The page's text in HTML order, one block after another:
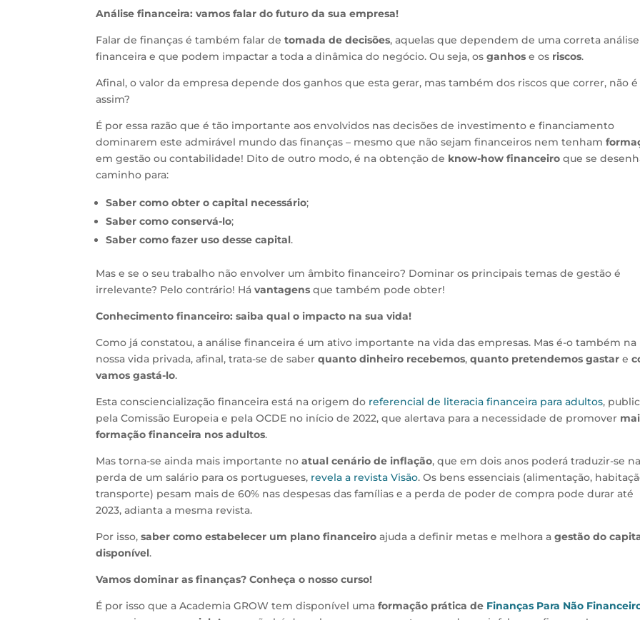
Análise financeira: vamos falar do futuro da sua empresa!
Falar de finanças é também falar detomada de decisões, aquelas que dependem de uma correta análise
financeira e que podem impactar a toda a dinâmica do negócio. Ou seja, osganhos e os riscos.
Afinal, o valor da empresa depende dos ganhos que esta gerar, mas também dos riscos que correr, não é
assim?
É por essa razão que é tão importante aos envolvidos nas decisões de investimento e financiamento
dominarem este admirável mundo das finanças – mesmo que não sejam financeiros nem tenham
em gestão ou contabilidade! Dito de outro modo, é na obtenção de know-how financeiro que se
caminho para:
Saber como obter o capital necessário;
Saber como conservá-lo;
Saber como fazer uso desse capital.
Mas e se o seu trabalho não envolver um âmbito financeiro? Dominar os principais temas de gestão é
irrelevante? Pelo contrário! Hávantagens que também pode obter!
Conhecimento financeiro: saiba qual o impacto na sua vida!
Como já constatou, a análise financeira é um ativo importante na vida das empresas. Mas é-o também na
nossa vida privada, afinal, trata-se de saberquanto dinheiro recebemos,quanto pretendemos gastar e
vamos gastá-lo.
Esta consciencialização financeira está na origem do referencial de literacia financeira para adultos,
pela Comissão Europeia e pela OCDE no início de 2022, que alertava para a necessidade de promover
formação financeira nos adultos.
Mas torna-se ainda mais importante noatual cenário de inflação, que em dois anos poderá traduzir-se na
perda de um salário para os portugueses, revela a revista Visão. Os bens essenciais (alimentação,
transporte) pesam mais de 60% nas despesas das famílias e a perda de poder de compra pode durar até
2023, adianta a mesma revista.
Por isso,saber como estabelecer um plano financeiro ajuda a definir metas e melhora agestão do
disponível.
Vamos dominar as finanças? Conheça o nosso curso!
É por isso que a Academia GROW tem disponível umaformação prática de Finanças Para Não